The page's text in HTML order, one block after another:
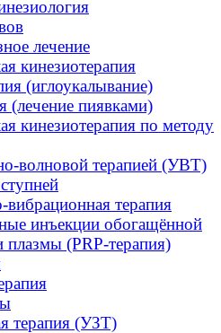
лечение
кинезиотерапия
(иглоукалывание)
(лечение пиявками)
кинезиотерапия по методу
волновой терапией (УВТ)
терапия
инъекции обогащённой
плазмы (PRP-терапия)
терапия (УЗТ)